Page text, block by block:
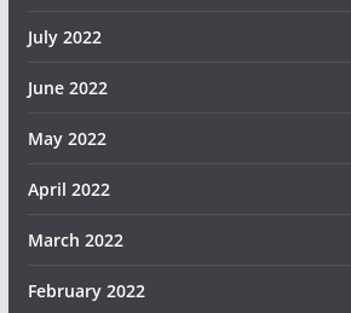
July 2022
June 2022
May 2022
April 2022
March 2022
February 2022